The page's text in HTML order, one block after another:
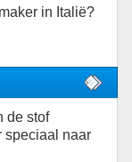
in Italië?
de stof
speciaal naar